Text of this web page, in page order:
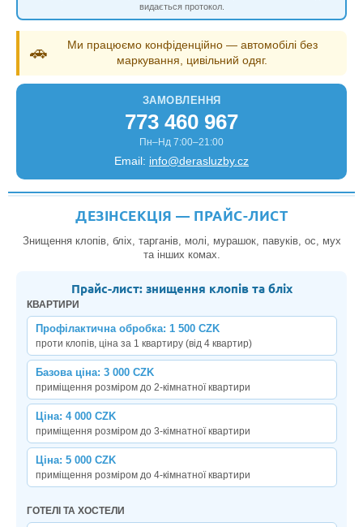
видається протокол.
🚗
Ми працюємо конфіденційно — автомобілі без
маркування, цивільний одяг.
ЗАМОВЛЕННЯ
773 460 967
Пн–Нд 7:00–21:00
Email: info@derasluzby.cz
ДЕЗІНСЕКЦІЯ — ПРАЙС-ЛИСТ
Знищення клопів, бліх, тарганів, молі, мурашок, павуків, ос, мух
та інших комах.
Прайс-лист: знищення клопів та бліх
КВАРТИРИ
Профілактична обробка: 1 500 CZK
проти клопів, ціна за 1 квартиру (від 4 квартир)
Базова ціна: 3 000 CZK
приміщення розміром до 2-кімнатної квартири
Ціна: 4 000 CZK
приміщення розміром до 3-кімнатної квартири
Ціна: 5 000 CZK
приміщення розміром до 4-кімнатної квартири
ГОТЕЛІ ТА ХОСТЕЛИ